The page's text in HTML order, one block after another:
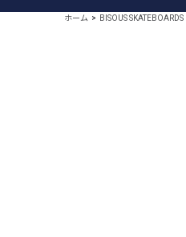
ブランドから探す
ホーム BISOUS SKATEBOARDS